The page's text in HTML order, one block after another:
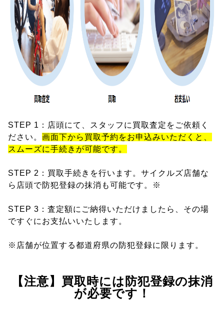
STEP 1：店頭にて、スタッフに買取査定をご依頼く
ださい。 画面下から買取予約をお申込みいただくと、
スムーズに手続きが可能です。
STEP 2：買取手続きを行います。サイクルズ店舗な
ら店頭で防犯登録の抹消も可能です。※
STEP 3：査定額にご納得いただけましたら、その場
ですぐにお支払いいたします。
※店舗が位置する都道府県の防犯登録に限ります。
【注意】買取時には防犯登録の抹消
が必要です！